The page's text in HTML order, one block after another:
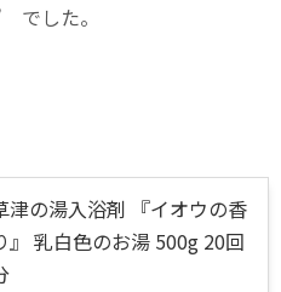
でした。
津の湯入浴剤 『イオウの香
』 乳白色のお湯 500g 20回